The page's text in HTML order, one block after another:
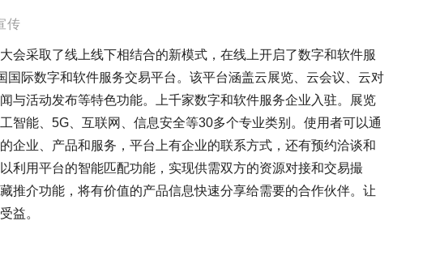
传
会采取了线上线下相结合的新模式，在线上开启了数字和软件服
国际数字和软件服务交易平台。该平台涵盖云展览、云会议、云对
与活动发布等特色功能。上千家数字和软件服务企业入驻。展览
智能、5G、互联网、信息安全等30多个专业类别。使用者可以通
企业、产品和服务，平台上有企业的联系方式，还有预约洽谈和
利用平台的智能匹配功能，实现供需双方的资源对接和交易撮
推介功能，将有价值的产品信息快速分享给需要的合作伙伴。让
益。